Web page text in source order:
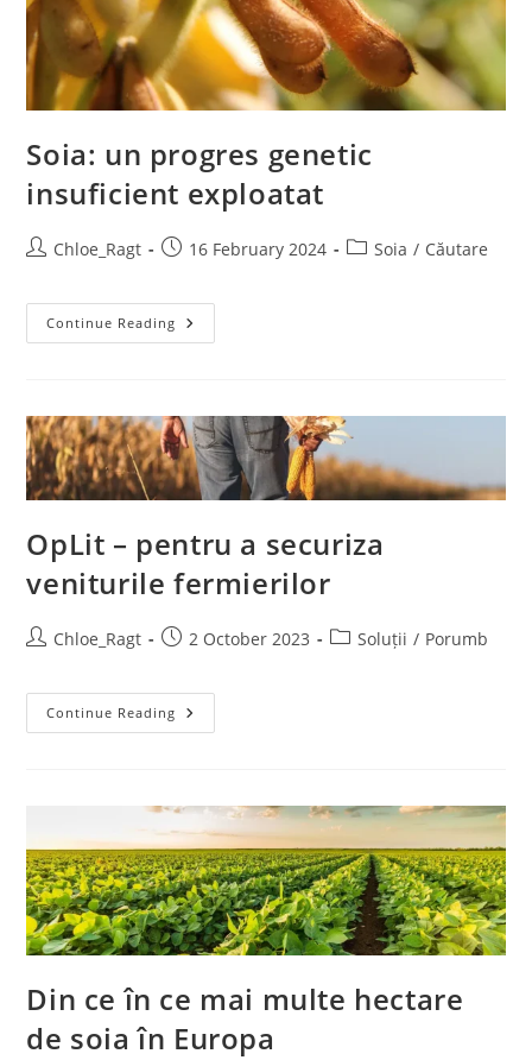
Soia: un progres genetic
insuficient exploatat
Chloe_Ragt 16 February 2024 Soia / Căutare
Continue Reading
OpLit – pentru a securiza
veniturile fermierilor
Chloe_Ragt 2 October 2023 Soluții / Porumb
Continue Reading
Din ce în ce mai multe hectare
de soia în Europa